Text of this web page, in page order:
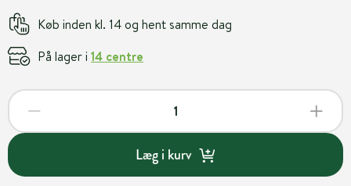
Køb inden kl. 14 og hent samme dag
På lager i 14 centre
Læg i kurv